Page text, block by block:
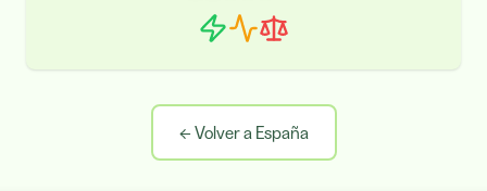
←Volver a España